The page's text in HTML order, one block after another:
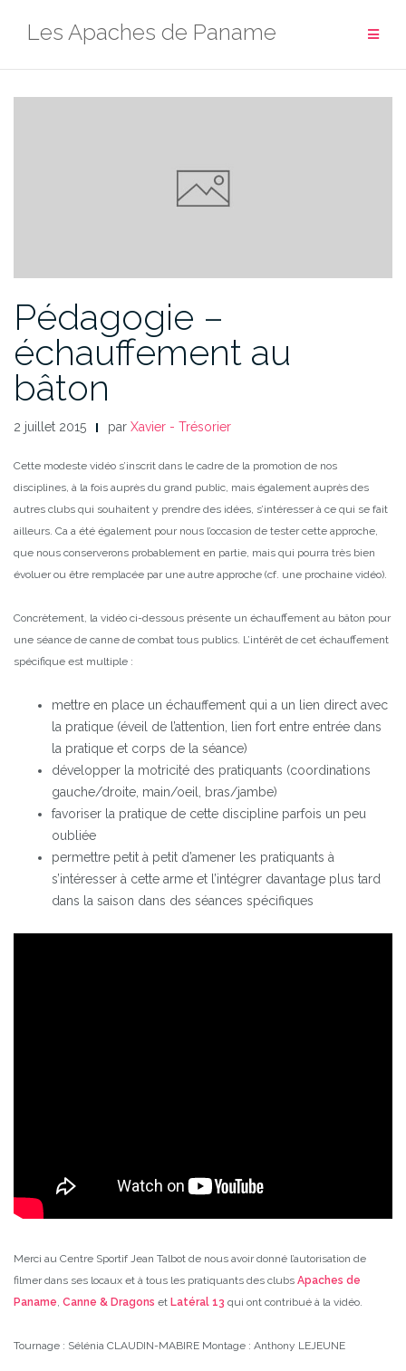
Les Apaches de Paname
Pédagogie –
échauffement au
bâton
2 juillet 2015 par Xavier - Trésorier
Cette modeste vidéo s’inscrit dans le cadre de la promotion de nos
disciplines, à la fois auprès du grand public, mais également auprès des
autres clubs qui souhaitent y prendre des idées, s’intéresser à ce qui se fait
ailleurs. Ca a été également pour nous l’occasion de tester cette approche,
que nous conserverons probablement en partie, mais qui pourra très bien
évoluer ou être remplacée par une autre approche (cf. une prochaine vidéo).
Concrètement, la vidéo ci-dessous présente un échauffement au bâton pour
une séance de canne de combat tous publics. L’intérêt de cet échauffement
spécifique est multiple :
mettre en place un échauffement qui a un lien direct avec
la pratique (éveil de l’attention, lien fort entre entrée dans
la pratique et corps de la séance)
développer la motricité des pratiquants (coordinations
gauche/droite, main/oeil, bras/jambe)
favoriser la pratique de cette discipline parfois un peu
oubliée
permettre petit à petit d’amener les pratiquants à
s’intéresser à cette arme et l’intégrer davantage plus tard
dans la saison dans des séances spécifiques
Merci au Centre Sportif Jean Talbot de nous avoir donné l’autorisation de
filmer dans ses locaux et à tous les pratiquants des clubs Apaches de
Paname, Canne & Dragons et Latéral 13 qui ont contribué à la vidéo.
Tournage : Sélénia CLAUDIN-MABIRE Montage : Anthony LEJEUNE